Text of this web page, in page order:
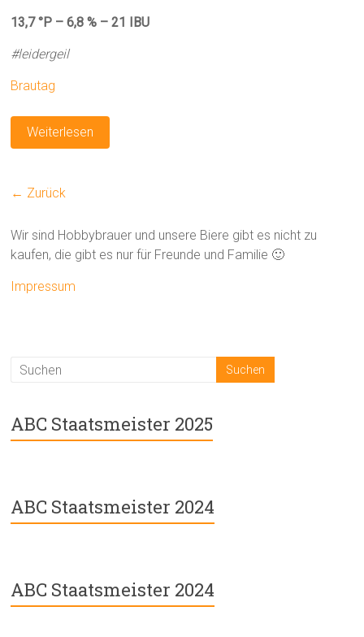
13,7 °P – 6,8 % – 21 IBU
#leidergeil
Brautag
Weiterlesen
← Zurück
Wir sind Hobbybrauer und unsere Biere gibt es nicht zu
kaufen, die gibt es nur für Freunde und Familie 🙂
Impressum
ABC Staatsmeister 2025
ABC Staatsmeister 2024
ABC Staatsmeister 2024